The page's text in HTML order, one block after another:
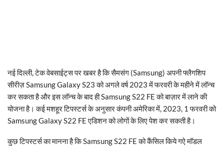
नई दिल्ली, टेक वेबसाईट्स पर खबर है कि सैमसंग (Samsung) अपनी फ्लैगशिप
सीरीज़ Samsung Galaxy S23 को अगले वर्ष 2023 में फरवरी के महीने में लॉन्च
कर सकता है और इस लॉन्च के बाद ही Samsung S22 FE को बाज़ार में लाने की
योजना है। कई मशहूर टिपस्टर्स के अनुसार कंपनी अमेरिका में, 2023, 1 फरवरी को
Samsung Galaxy S22 FE एडिशन को लोगों के लिए पेश कर सकती है।
कुछ टिपस्टर्स का मानना है कि Samsung S22 FE को कैंसिल किये गऐ मॉडल